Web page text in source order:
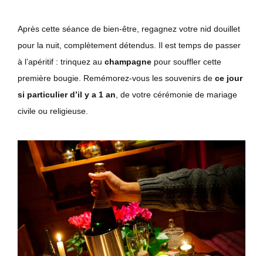
Après cette séance de bien-être, regagnez votre nid douillet
pour la nuit, complètement détendus. Il est temps de passer
à l’apéritif : trinquez au champagne pour souffler cette
première bougie. Remémorez-vous les souvenirs de ce jour
si particulier d’il y a 1 an , de votre cérémonie de mariage
civile ou religieuse.